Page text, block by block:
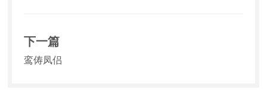
下一篇
鸾俦凤侣